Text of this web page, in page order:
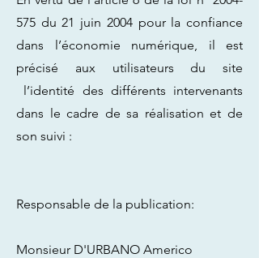
575 du 21 juin 2004 pour la confiance
dans l’économie numérique, il est
précisé aux utilisateurs du site
l’identité des différents intervenants
dans le cadre de sa réalisation et de
son suivi :
Responsable de la publication:
Monsieur D'URBANO Americo